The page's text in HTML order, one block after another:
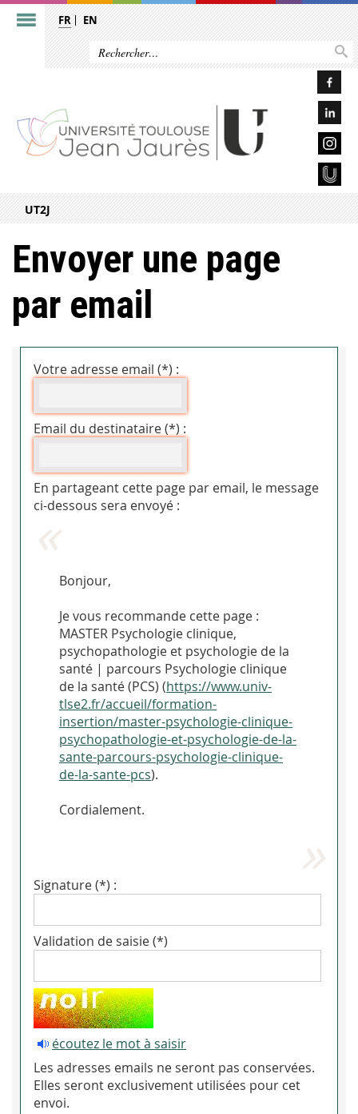
FR EN
UT2J
Envoyer une page
par email
Votre adresse email (*) :
Email du destinataire (*) :
En partageant cette page par email, le message
ci-dessous sera envoyé :
Bonjour,
Je vous recommande cette page :
MASTER Psychologie clinique,
psychopathologie et psychologie de la
santé | parcours Psychologie clinique
de la santé (PCS) (https://www.univ-
tlse2.fr/accueil/formation-
insertion/master-psychologie-clinique-
psychopathologie-et-psychologie-de-la-
sante-parcours-psychologie-clinique-
de-la-sante-pcs).
Cordialement.
Signature (*) :
Validation de saisie (*)
écoutez le mot à saisir
Les adresses emails ne seront pas conservées.
Elles seront exclusivement utilisées pour cet
envoi.